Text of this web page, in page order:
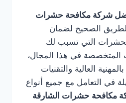
شركة مكافحة حشرات
الصحيح لضمان
التي تسبب لك
المتخصصة في هذا المجال،
العالية والتقنيات
في التعامل مع جميع أنواع
مكافحة حشرات الشارقة